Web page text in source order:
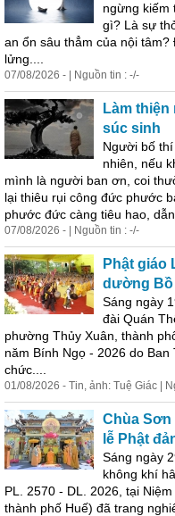
ngừng kiếm
gì? Là sự
an ổn sâu thẳm của nội
lửng....
07/08/2026 - | Nguồn tin : -/-
Làm thiện
súc sinh
Người bố
nhiên, nếu
mình là người ban ơn, coi
lại thiêu rụi công đức phước
phước đức càng tiêu hao, dẫn
07/08/2026 - | Nguồn tin : -/-
Phật giáo
dường Bồ
Sáng ngày
đài Quán
phường Thủy Xuân, thành
năm Bính Ngọ - 2026 do Ban
chức....
01/08/2026 - Tin, ảnh: Tuệ Giác |
Chùa
lễ Phật
Sáng ngày
không khí
PL. 2570 - DL. 2026, tại
thành phố Huế) đã trang